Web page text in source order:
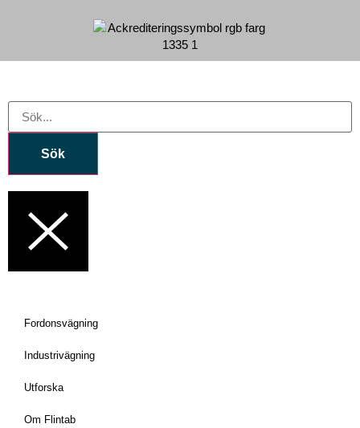
Sök
Fordonsvägning
Industrivägning
Utforska
Om Flintab